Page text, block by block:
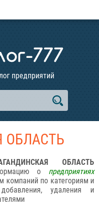
предприятий
ОБЛАСТЬ
ОБЛАСТЬ
о предприятиях
компаний по категориям и
удаления и